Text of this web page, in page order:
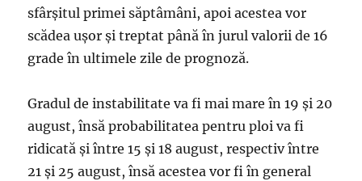
sfârşitul primei săptâmâni, apoi acestea vor
scădea uşor şi treptat până în jurul valorii de 16
grade în ultimele zile de prognoză.
Gradul de instabilitate va fi mai mare în 19 şi 20
august, însă probabilitatea pentru ploi va fi
ridicată şi între 15 şi 18 august, respectiv între
21 şi 25 august, însă acestea vor fi în general